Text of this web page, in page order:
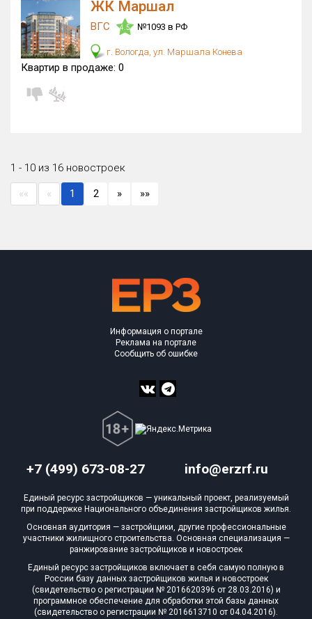
ЖК Маршал
ВГС 4.5 №1093 в РФ
г. Вологда, ул. Маршала Конева
Квартир в продаже: 0
1 - 10 из 16 новостроек
«« « 1 2 » »»
+7 (499) 673-08-27 info@erzrf.ru
Информация о портале
Реклама на портале
Сообщить об ошибке
Единый ресурс застройщиков — уникальный проект, реализуемый
при поддержке Национального объединения застройщиков жилья.
Основная аудитория — застройщики, другие профессиональные
участники жилищного строительства. Основная специализация —
ранжирование застройщиков и новостроек
Единый ресурс застройщиков включает в себя самую полную в
России базу данных застройщиков жилья и новостроек
(свидетельство о регистрации № 2016620396 от 28.03.2016) и
программное обеспечение для обработки этой базы данных
(свидетельство о регистрации № 2016613710 от 04.04.2016).